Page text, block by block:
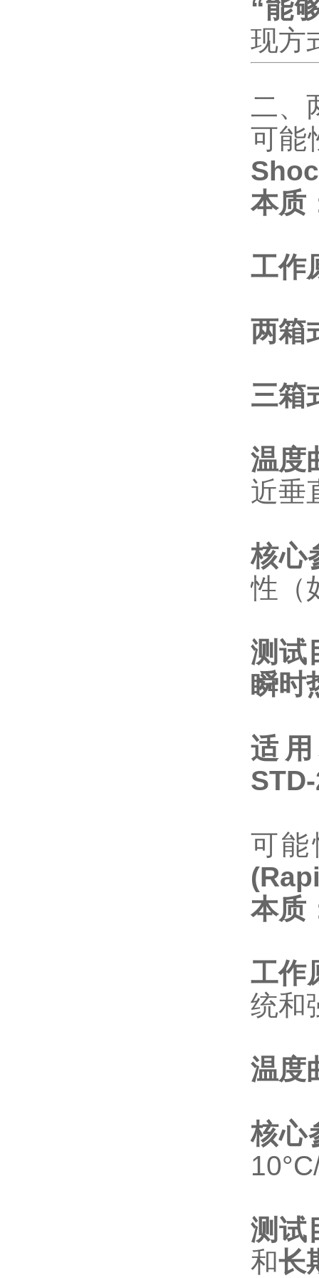
“能
现方
二、
可能
本质
工作
两箱
三箱
温度
近垂
核心
性（
测试
瞬时
适
可
本质
工作
统和
温度
核心
测试
和长